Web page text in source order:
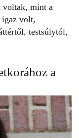
voltak, mint a
volt,
testsúlytól,
a